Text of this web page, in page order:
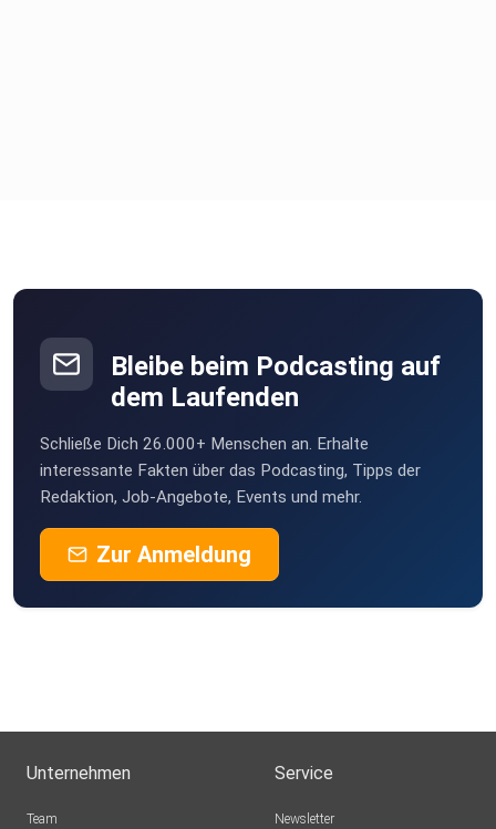
Bleibe beim Podcasting auf
dem Laufenden
Schließe Dich 26.000+ Menschen an. Erhalte
interessante Fakten über das Podcasting, Tipps der
Redaktion, Job-Angebote, Events und mehr.
Zur Anmeldung
Unternehmen
Team
Service
Newsletter